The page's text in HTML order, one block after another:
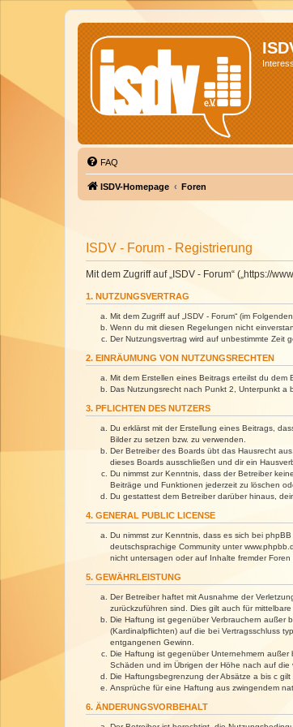
FAQ
ISDV-Homepage Foren
ISDV - Forum - Registrierung
Mit dem Zugriff auf „ISDV - Forum“ („https://
1. NUTZUNGSVERTRAG
Mit dem Zugriff auf „ISDV - Forum“ (im
Wenn du mit diesen Regelungen nicht
Der Nutzungsvertrag wird auf unbestimmte Zeit
2. EINRÄUMUNG VON NUTZUNGSRECHTEN
Mit dem Erstellen eines Beitrags erteilst du
Das Nutzungsrecht nach Punkt 2, Unterpunkt a
3. PFLICHTEN DES NUTZERS
Du erklärst mit der Erstellung eines Beitrags,
Bilder zu setzen bzw. zu verwenden.
Der Betreiber des Boards übt das Hausrecht
dieses Boards ausschließen und dir ein
Du nimmst zur Kenntnis, dass der Betreiber
Beiträge und Funktionen jederzeit zu löschen
Du gestattest dem Betreiber darüber hinaus,
4. GENERAL PUBLIC LICENSE
Du nimmst zur Kenntnis, dass es sich bei phpBB
deutschsprachige Community unter
nicht untersagen oder auf Inhalte fremder Foren
5. GEWÄHRLEISTUNG
Der Betreiber haftet mit Ausnahme der
zurückzuführen sind. Dies gilt auch für
Die Haftung ist gegenüber Verbrauchern außer
(Kardinalpflichten) auf die bei Vertragsschluss
entgangenen Gewinn.
Die Haftung ist gegenüber Unternehmern
Schäden und im Übrigen der Höhe nach auf
Die Haftungsbegrenzung der Absätze a bis c
Ansprüche für eine Haftung aus zwingendem
6. ÄNDERUNGSVORBEHALT